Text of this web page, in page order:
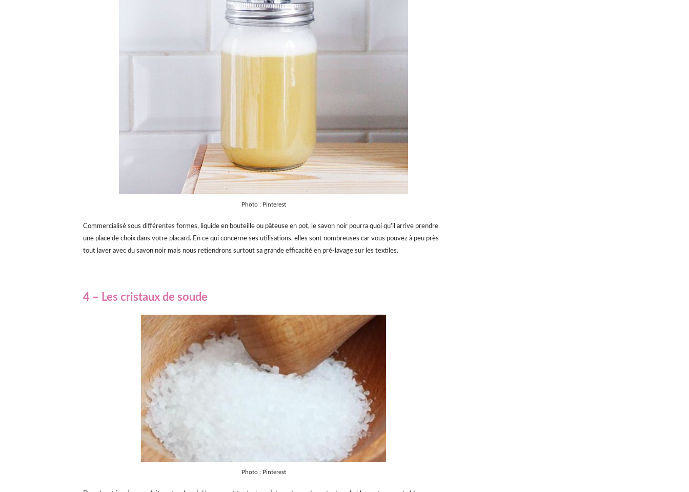
Photo : Pinterest
Commercialisé sous différentes formes, liquide en bouteille ou pâteuse en pot, le savon noir pourra quoi qu’il arrive prendre
une place de choix dans votre placard. En ce qui concerne ses utilisations, elles sont nombreuses car vous pouvez à peu près
tout laver avec du savon noir mais nous retiendrons surtout sa grande efficacité en pré-lavage sur les textiles.
4 – Les cristaux de soude
Photo : Pinterest